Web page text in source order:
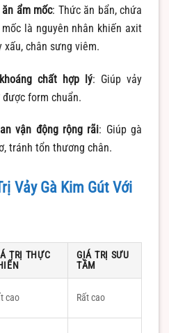
ẩm mốc: Thức ăn bẩn, chứa
là nguyên nhân khiến axit
chân sưng viêm.
chất hợp lý: Giúp vảy
form chuẩn.
vận động rộng rãi: Giúp gà
tránh tổn thương chân.
Vảy Gà Kim Gút Với
TRỊ THỰC
GIÁ TRỊ SƯU
TẦM
cao Rất cao